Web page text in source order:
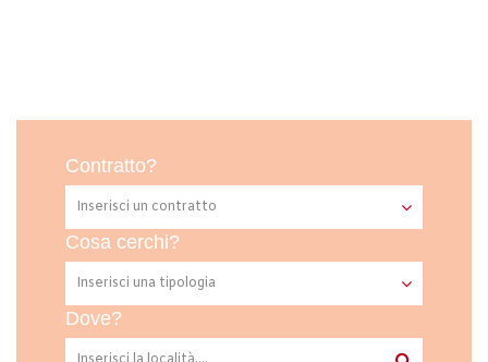
Contratto?
Cosa cerchi?
Dove?